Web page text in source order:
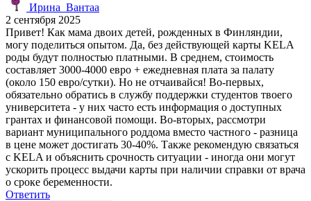
Ирина_Вантаа
2 сентября 2025
Привет! Как мама двоих детей, рожденных в Финляндии,
могу поделиться опытом. Да, без действующей карты KELA
роды будут полностью платными. В среднем, стоимость
составляет 3000-4000 евро + ежедневная плата за палату
(около 150 евро/сутки). Но не отчаивайся! Во-первых,
обязательно обратись в службу поддержки студентов твоего
университета - у них часто есть информация о доступных
грантах и финансовой помощи. Во-вторых, рассмотри
вариант муниципального роддома вместо частного - разница
в цене может достигать 30-40%. Также рекомендую связаться
с KELA и объяснить срочность ситуации - иногда они могут
ускорить процесс выдачи карты при наличии справки от врача
о сроке беременности.
Ответить